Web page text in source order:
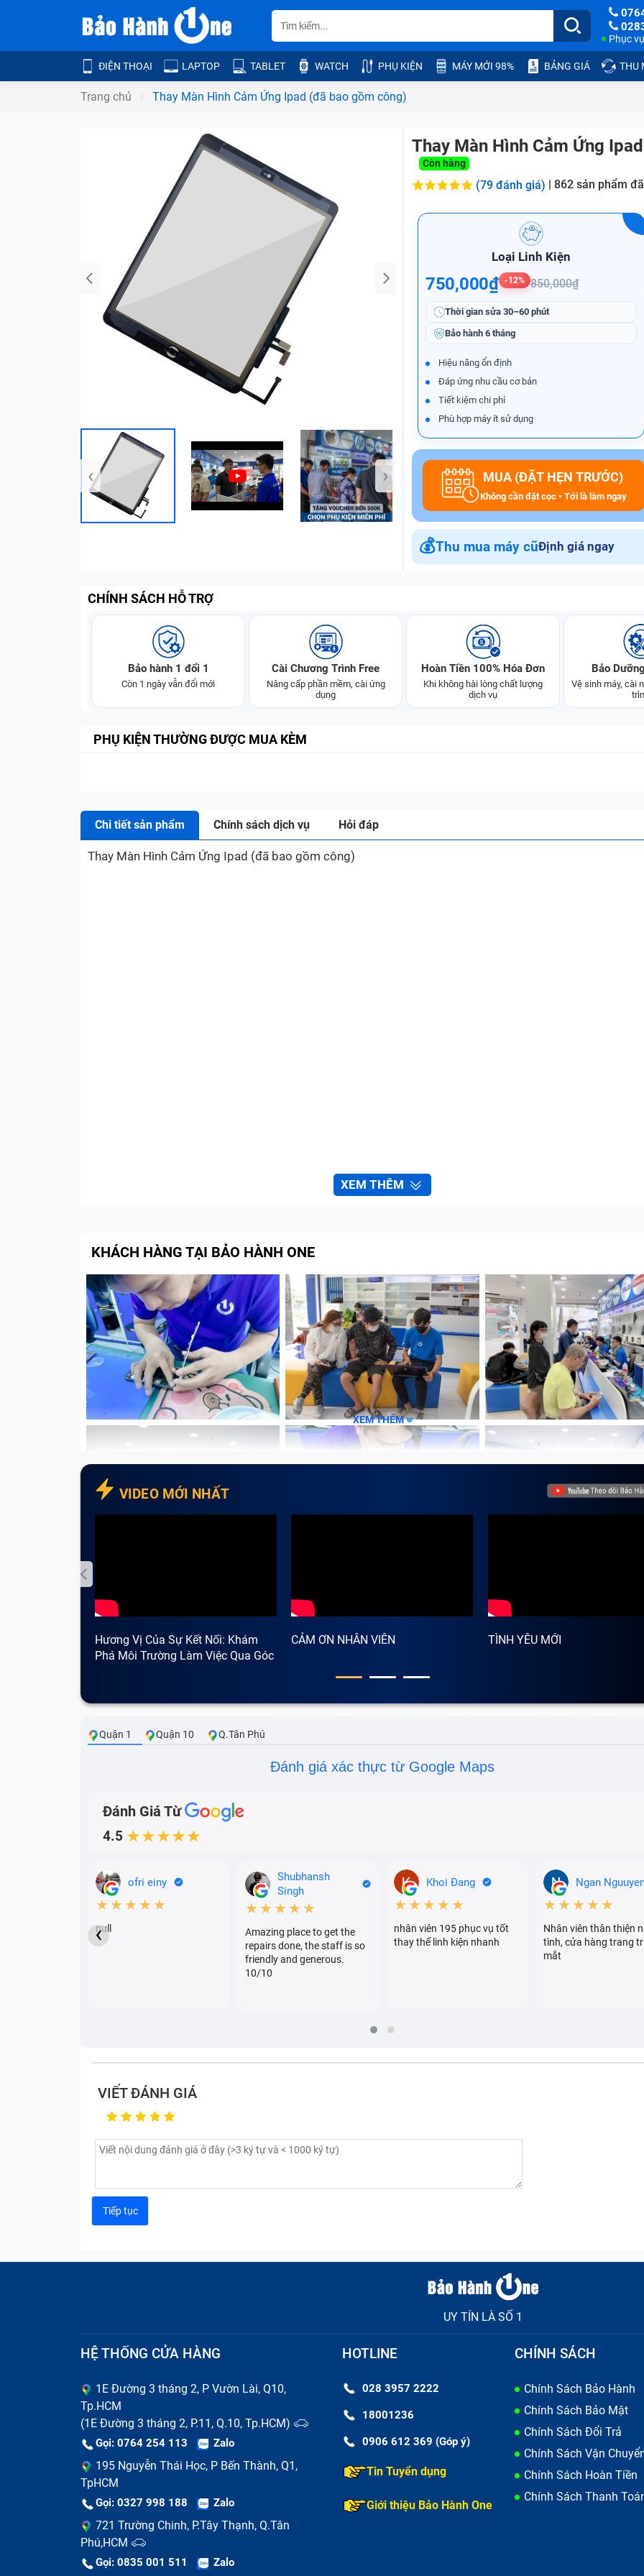
Phục
ĐIỆN THOẠI LAPTOP TABLET WATCH PHỤ KIỆN MÁY MỚI 98% BẢNG GIÁ THU
Trang chủ Thay Màn Hình Cảm Ứng Ipad (đã bao gồm công)
Bảo Hành One
‹ ›
Thay Màn Hình Cảm Ứng
Còn hàng
(79 đánh giá) | 862 sản phẩm
Loại Linh Kiện
750,000₫ -12% 850,000₫
Thời gian sửa 30–60 phút
Bảo hành 6 tháng
Hiệu năng ổn định
Đáp ứng nhu cầu cơ bản
Tiết kiệm chi phí
Phù hợp máy ít sử dụng
MUA (ĐẶT HẸN TRƯỚC)
Không cần đặt cọc • Tới là làm ngay
💰Thu mua máy cũĐịnh giá ngay
CHÍNH SÁCH HỖ TRỢ
Bảo hành 1 đổi 1
Còn 1 ngày vẫn đổi mới
Cài Chương Trình Free
Nâng cấp phần mềm, cài ứng
dụng
Hoàn Tiền 100% Hóa Đơn
Khi không hài lòng chất lượng
dịch vụ
Bảo
Vệ sinh máy, cài
PHỤ KIỆN THƯỜNG ĐƯỢC MUA KÈM
Chi tiết sản phẩm Chính sách dịch vụ Hỏi đáp
Thay Màn Hình Cảm Ứng Ipad (đã bao gồm công)
XEM THÊM
KHÁCH HÀNG TẠI BẢO HÀNH ONE
XEM THÊM
VIDEO MỚI NHẤT
Hương Vị Của Sự Kết Nối: Khám
Phá Môi Trường Làm Việc Qua Góc
CẢM ƠN NHÂN VIÊN TÌNH YÊU MỚI
Quận 1 Quận 10 Q.Tân Phú
Đánh giá xác thực từ Google Maps
Đánh Giá Từ
4.5 ★★★★★
ofri einy
★★★★★
null
Shubhansh
Singh
★★★★★
Amazing place to get the
repairs done, the staff is so
friendly and generous.
10/10
Khoi Đang
★★★★★
nhân viên 195 phục vụ tốt
thay thế linh kiện nhanh
Ngan
★★★★★
Nhân viên thân thiện
tình, cửa hàng trang
mắt
‹
VIẾT ĐÁNH GIÁ
UY TÍN LÀ SỐ 1
HỆ THỐNG CỬA HÀNG
1E Đường 3 tháng 2, P Vườn Lài, Q10,
Tp.HCM
(1E Đường 3 tháng 2, P.11, Q.10, Tp.HCM)
Gọi: 0764 254 113 Zalo
195 Nguyễn Thái Học, P Bến Thành, Q1,
TpHCM
Gọi: 0327 998 188 Zalo
721 Trường Chinh, P.Tây Thạnh, Q.Tân
Phú,HCM
Gọi: 0835 001 511 Zalo
HOTLINE
028 3957 2222
18001236
0906 612 369 (Góp ý)
Tin Tuyển dụng
Giới thiệu Bảo Hành One
CHÍNH SÁCH
Chính Sách Bảo Hành
Chính Sách Bảo Mật
Chính Sách Đổi Trả
Chính Sách Vận
Chính Sách Hoàn Tiền
Chính Sách Thanh